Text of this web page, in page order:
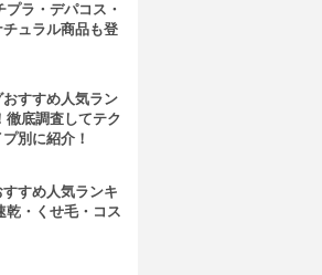
ラ・デパコス・
ュラル商品も登
すすめ人気ラン
徹底調査してテク
別に紹介！
すすめ人気ランキ
乾・くせ毛・コス